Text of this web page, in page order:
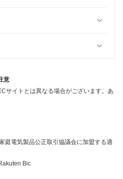
意
サイトとは異なる場合がございます。あ
庭電気製品公正取引協議会に加盟する適
Bic